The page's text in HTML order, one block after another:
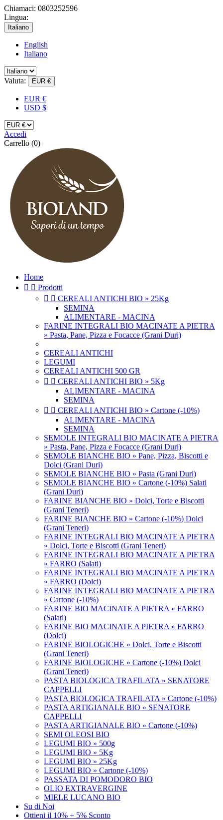
Chiamaci: 0803252596
Lingua:
Italiano
English
Italiano
Valuta: EUR €
EUR €
USD $
Accedi
Carrello (0)
Home
  Prodotti
  CEREALI ANTICHI BIO » 25Kg
SEMINA
ALIMENTARE - MACINA
FARINE INTEGRALI BIO MACINATE A PIETRA
» Pasta, Pane, Pizza e Focacce (Grani Duri)
CEREALI ANTICHI
LEGUMI
CEREALI ANTICHI 500 GR
  CEREALI ANTICHI BIO » 5Kg
ALIMENTARE - MACINA
SEMINA
  CEREALI ANTICHI BIO » Cartone (-10%)
ALIMENTARE - MACINA
SEMINA
SEMOLE INTEGRALI BIO MACINATE A PIETRA
» Pasta, Pane, Pizza e Focacce (Grani Duri)
SEMOLE BIANCHE BIO » Pane, Pizza, Biscotti e
Dolci (Grani Duri)
SEMOLE BIANCHE BIO » Pasta (Grani Duri)
SEMOLE BIANCHE BIO » Cartone (-10%) Salati
(Grani Duri)
FARINE BIANCHE BIO » Dolci, Torte e Biscotti
(Grani Teneri)
FARINE BIANCHE BIO » Cartone (-10%) Dolci
(Grani Teneri)
FARINE INTEGRALI BIO MACINATE A PIETRA
» Dolci, Torte e Biscotti (Grani Teneri)
FARINE INTEGRALI BIO MACINATE A PIETRA
» FARRO (Salati)
FARINE INTEGRALI BIO MACINATE A PIETRA
» FARRO (Dolci)
FARINE INTEGRALI BIO MACINATE A PIETRA
» Cartone (-10%)
FARINE BIO MACINATE A PIETRA » FARRO
(Salati)
FARINE BIO MACINATE A PIETRA » FARRO
(Dolci)
FARINE BIOLOGICHE » Dolci, Torte e Biscotti
(Grani Teneri)
FARINE BIOLOGICHE » Cartone (-10%) Dolci
(Grani Teneri)
PASTA BIOLOGICA TRAFILATA » SENATORE
CAPPELLI
PASTA BIOLOGICA TRAFILATA » Cartone (-10%)
PASTA ARTIGIANALE BIO » SENATORE
CAPPELLI
PASTA ARTIGIANALE BIO » Cartone (-10%)
SEMI OLEOSI BIO
LEGUMI BIO » 500g
LEGUMI BIO » 5Kg
LEGUMI BIO » 25Kg
LEGUMI BIO » Cartone (-10%)
PASSATA DI POMODORO BIO
OLIO EXTRAVERGINE
MIELE LUCANO BIO
Su di Noi
Ottieni il 10% + 5% Sconto